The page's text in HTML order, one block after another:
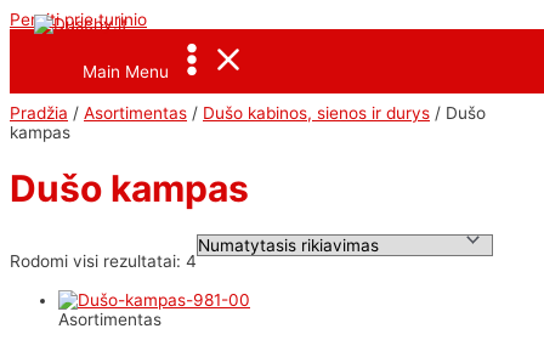
Pereiti prie turinio
Main Menu
<--Pavel_Shrink_Menu-->
Pradžia / Asortimentas / Dušo kabinos, sienos ir durys / Dušo
kampas
Dušo kampas
Rodomi visi rezultatai: 4
Asortimentas